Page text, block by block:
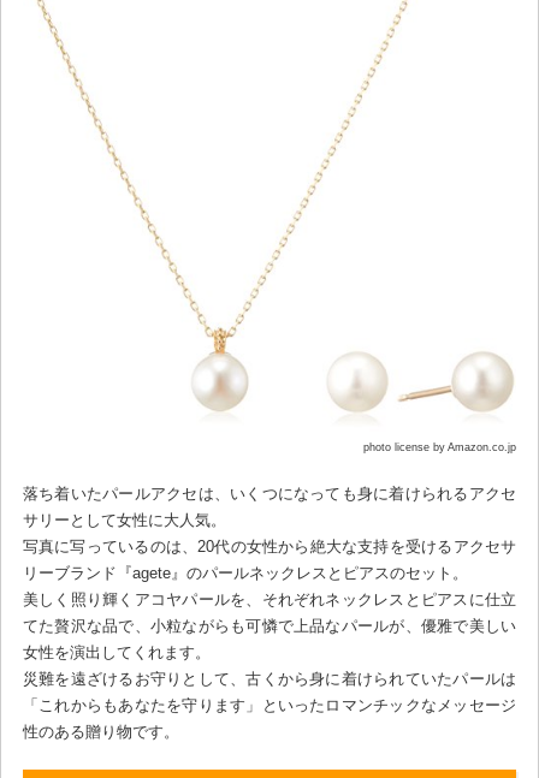
photo license by Amazon.co.jp
落ち着いたパールアクセは、いくつになっても身に着けられるアクセ
サリーとして女性に大人気。
写真に写っているのは、20代の女性から絶大な支持を受けるアクセサ
リーブランド『agete』のパールネックレスとピアスのセット。
美しく照り輝くアコヤパールを、それぞれネックレスとピアスに仕立
てた贅沢な品で、小粒ながらも可憐で上品なパールが、優雅で美しい
女性を演出してくれます。
災難を遠ざけるお守りとして、古くから身に着けられていたパールは
「これからもあなたを守ります」といったロマンチックなメッセージ
性のある贈り物です。